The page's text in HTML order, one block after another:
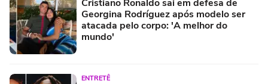
Cristiano Ronaldo sai em defesa de
Georgina Rodríguez após modelo ser
atacada pelo corpo: 'A melhor do
mundo'
ENTRETÊ